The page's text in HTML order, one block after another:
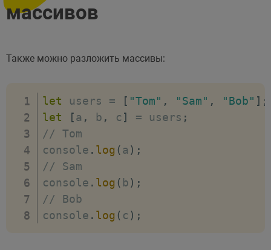
массивов
Также можно разложить массивы:
let users = [ "Tom" , "Sam" , "Bob" ] ;
let
[a , b , c ] = users ;
// Tom
console . log (a ) ;
// Sam
console . log ( b) ;
// Bob
console . log ( c ) ;